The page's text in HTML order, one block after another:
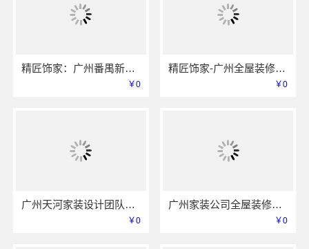
精匠饰家：广州番禺新房家装报价参考
￥0
精匠饰家-广州全屋装修定制专家
￥0
广州天河家装设计团队拎包入住精匠饰家全屋定制
￥0
广州家装公司全屋装修选精匠饰家一站式省心
￥0